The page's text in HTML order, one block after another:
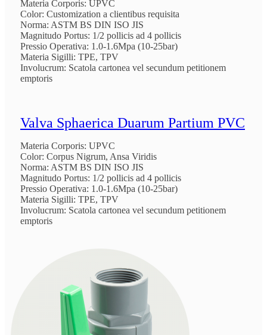
Materia Corporis: UPVC
Color: Customization a clientibus requisita
Norma: ASTM BS DIN ISO JIS
Magnitudo Portus: 1/2 pollicis ad 4 pollicis
Pressio Operativa: 1.0-1.6Mpa (10-25bar)
Materia Sigilli: TPE, TPV
Involucrum: Scatola cartonea vel secundum petitionem
emptoris
Valva Sphaerica Duarum Partium PVC
Materia Corporis: UPVC
Color: Corpus Nigrum, Ansa Viridis
Norma: ASTM BS DIN ISO JIS
Magnitudo Portus: 1/2 pollicis ad 4 pollicis
Pressio Operativa: 1.0-1.6Mpa (10-25bar)
Materia Sigilli: TPE, TPV
Involucrum: Scatola cartonea vel secundum petitionem
emptoris